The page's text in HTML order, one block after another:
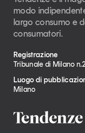
modo
largo consumo e
consumatori.
Registrazione
Tribunale di Milano
Luogo di
Milano